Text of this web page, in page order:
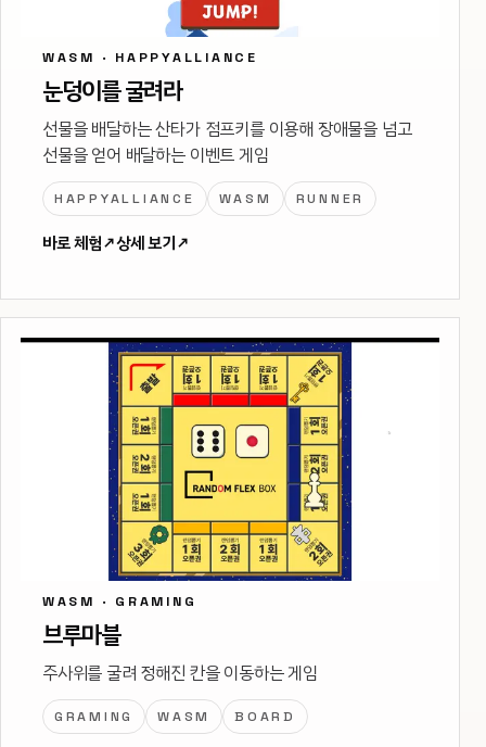
WASM · HAPPYALLIANCE
눈덩이를 굴려라
선물을 배달하는 산타가 점프키를 이용해 장애물을 넘고
선물을 얻어 배달하는 이벤트 게임
HAPPYALLIANCE WASM RUNNER
바로 체험↗상세 보기↗
WASM · GRAMING
브루마블
주사위를 굴려 정해진 칸을 이동하는 게임
GRAMING WASM BOARD